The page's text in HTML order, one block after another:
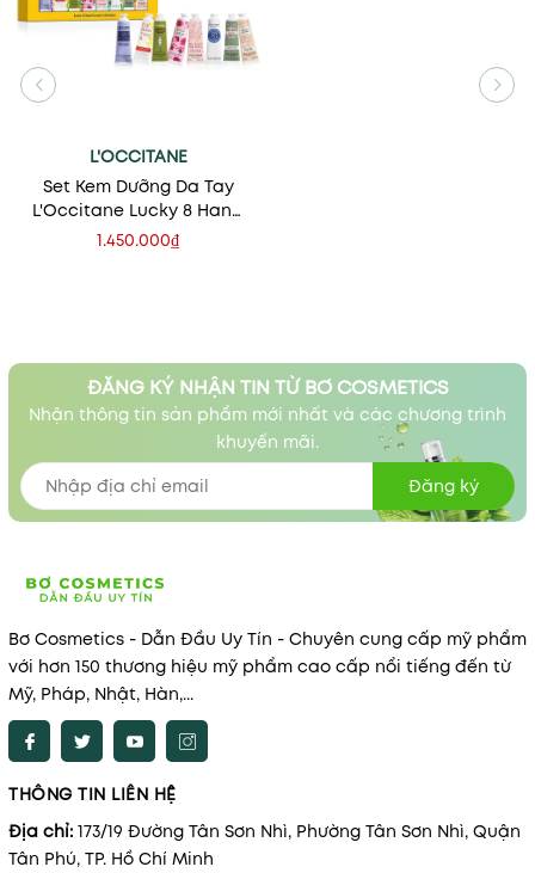
L'OCCITANE
Set Kem Dưỡng Da Tay
L'Occitane Lucky 8 Hand
Cream Collection
1.450.000₫
ĐĂNG KÝ NHẬN TIN TỪ BƠ COSMETICS
Nhận thông tin sản phẩm mới nhất và các chương trình
khuyến mãi.
Đăng ký
Bơ Cosmetics - Dẫn Đầu Uy Tín - Chuyên cung cấp mỹ phẩm
với hơn 150 thương hiệu mỹ phẩm cao cấp nổi tiếng đến từ
Mỹ, Pháp, Nhật, Hàn,...
THÔNG TIN LIÊN HỆ
Địa chỉ: 173/19 Đường Tân Sơn Nhì, Phường Tân Sơn Nhì, Quận
Tân Phú, TP. Hồ Chí Minh